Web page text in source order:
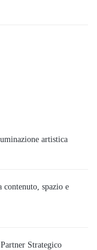
artistica
spazio e
Strategico